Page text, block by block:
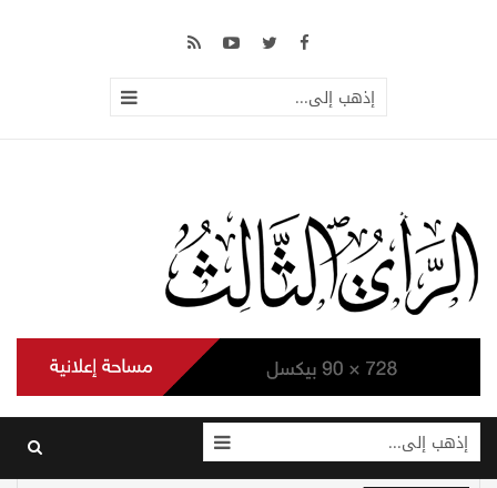
إذهب إلى...
إذهب إلى...